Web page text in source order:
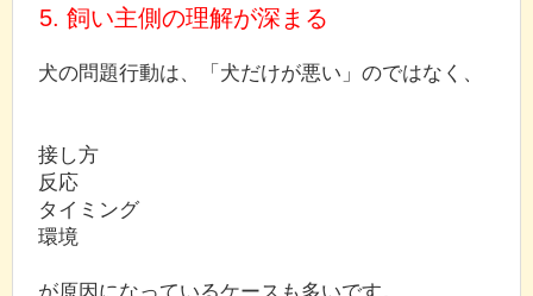
5. 飼い主側の理解が深まる
犬の問題行動は、「犬だけが悪い」のではなく、
接し方
反応
タイミング
環境
が原因になっているケースも多いです。